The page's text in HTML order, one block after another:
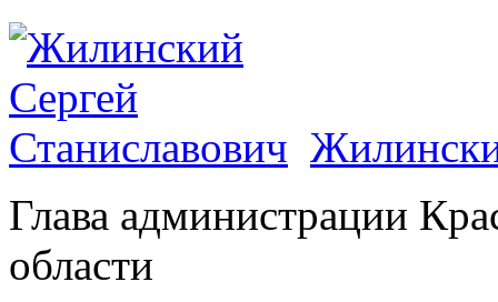
Глава администрации
области